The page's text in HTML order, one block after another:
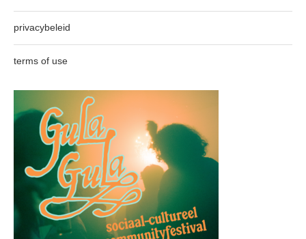
privacybeleid
terms of use